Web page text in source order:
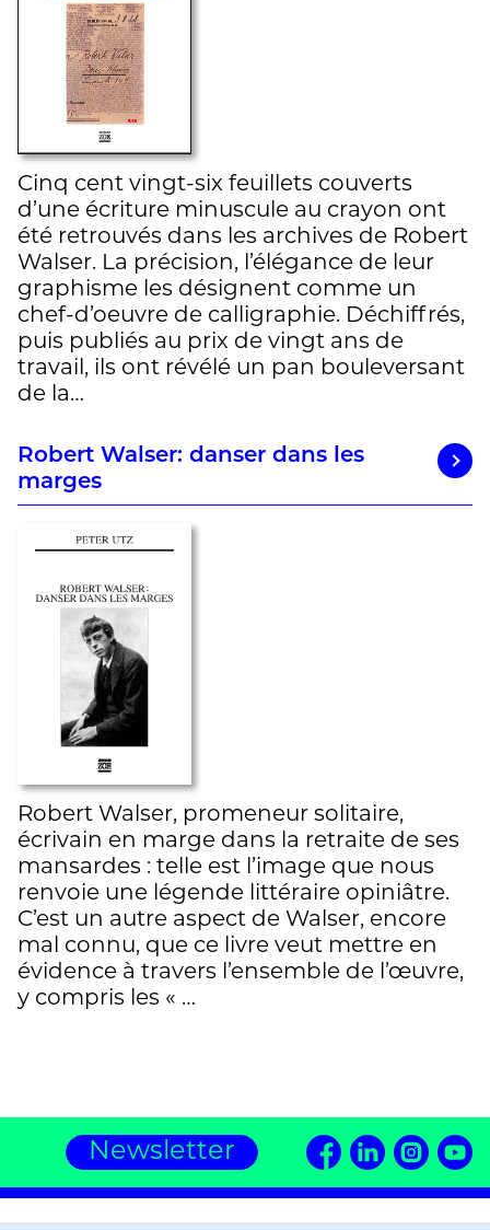
Cinq cent vingt-six feuillets couverts
d’une écriture minuscule au crayon ont
été retrouvés dans les archives de Robert
Walser. La précision, l’élégance de leur
graphisme les désignent comme un
chef-d’oeuvre de calligraphie. Déchiffrés,
puis publiés au prix de vingt ans de
travail, ils ont révélé un pan bouleversant
de la…
Robert Walser: danser dans les
marges
Robert Walser, promeneur solitaire,
écrivain en marge dans la retraite de ses
mansardes : telle est l’image que nous
renvoie une légende littéraire opiniâtre.
C’est un autre aspect de Walser, encore
mal connu, que ce livre veut mettre en
évidence à travers l’ensemble de l’œuvre,
y compris les « …
Newsletter